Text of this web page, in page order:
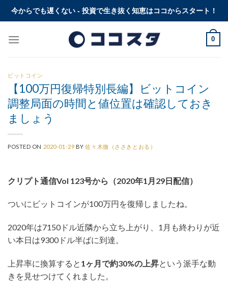
Skip今からでも遅くない - 投資で生き抜く知恵はココからスタート！
0
ビットコイン
【100万円復帰特別長編】ビットコイン
調整局面の時間と値位置は確認しておき
ましょう
POSTED ON 2020-01-29 BY佐々木徹（ささきとおる）
クリプト通信Vol 123号から（2020年1月29日配信）
ついにビットコインが100万円を復帰しましたね。
2020年は7150ドル近隣から立ち上がり、1月も終わりが近
い本日は9300ドル半ばに到達。
上昇率に換算すると 1ヶ月で約30%の上昇という派手な動
きを見せつけてくれました。